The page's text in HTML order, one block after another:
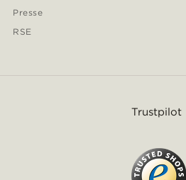
Presse
RSE
Trustpilot